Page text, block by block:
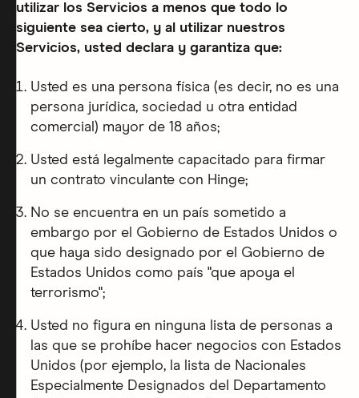
utilizar los Servicios a menos que todo lo
siguiente sea cierto, y al utilizar nuestros
Servicios, usted declara y garantiza que:
Usted es una persona física (es decir, no es una
persona jurídica, sociedad u otra entidad
comercial) mayor de 18 años;
Usted está legalmente capacitado para firmar
un contrato vinculante con Hinge;
No se encuentra en un país sometido a
embargo por el Gobierno de Estados Unidos o
que haya sido designado por el Gobierno de
Estados Unidos como país "que apoya el
terrorismo";
Usted no figura en ninguna lista de personas a
las que se prohíbe hacer negocios con Estados
Unidos (por ejemplo, la lista de Nacionales
Especialmente Designados del Departamento